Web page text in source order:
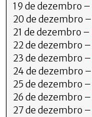
19 de dezembro –
20 de dezembro –
21 de dezembro –
22 de dezembro –
23 de dezembro –
24 de dezembro –
25 de dezembro –
26 de dezembro –
27 de dezembro –